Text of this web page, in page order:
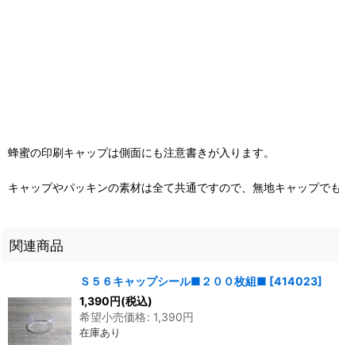
蜂蜜の印刷キャップは側面にも注意書きが入ります。
キャップやパッキンの素材は全て共通ですので、無地キャップで
関連商品
Ｓ５６キャップシール■２００枚組■ [414023]
1,390円(税込)
希望小売価格: 1,390円
在庫あり